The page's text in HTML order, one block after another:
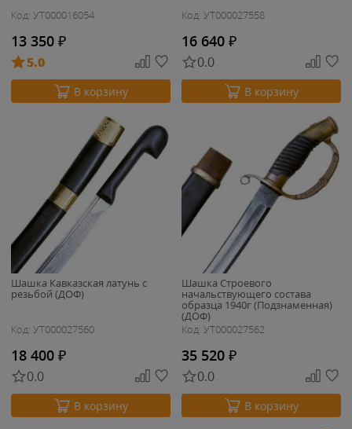
Код: УТ000016054
13 350 ₽
5.0
В корзину
Код: УТ000027558
16 640 ₽
0.0
В корзину
Шашка Кавказская латунь с
резьбой (ДОФ)
Код: УТ000027560
18 400 ₽
0.0
В корзину
Шашка Строевого
начальствующего состава
образца 1940г (Подзнаменная)
(ДОФ)
Код: УТ000027562
35 520 ₽
0.0
В корзину